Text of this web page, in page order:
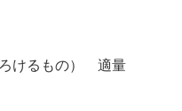
ろけるもの） 適量